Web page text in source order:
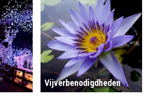
Vijverbenodigdheden